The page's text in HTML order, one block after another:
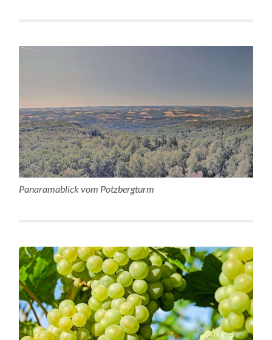
Panaramablick vom Potzbergturm